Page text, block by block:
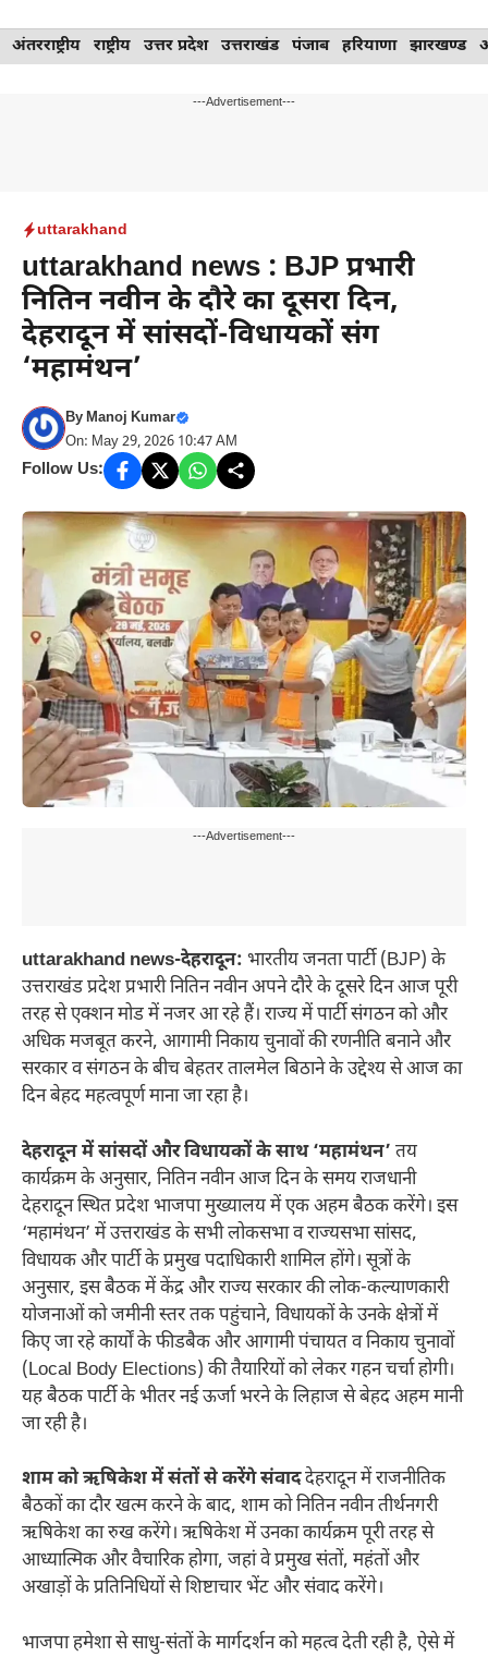
Skip
to
अंतरराष्ट्रीय राष्ट्रीय उत्तर प्रदेश उत्तराखंड पंजाब हरियाणा झारखण्ड
---Advertisement---
uttarakhand
uttarakhand news : BJP प्रभारी
नितिन नवीन के दौरे का दूसरा दिन,
देहरादून में सांसदों-विधायकों संग
‘महामंथन’
ByManoj Kumar
On: May 29, 2026 10:47 AM
Follow Us:
---Advertisement---
uttarakhand news-देहरादून: भारतीय जनता पार्टी (BJP) के
उत्तराखंड प्रदेश प्रभारी नितिन नवीन अपने दौरे के दूसरे दिन आज पूरी
तरह से एक्शन मोड में नजर आ रहे हैं। राज्य में पार्टी संगठन को और
अधिक मजबूत करने, आगामी निकाय चुनावों की रणनीति बनाने और
सरकार व संगठन के बीच बेहतर तालमेल बिठाने के उद्देश्य से आज का
दिन बेहद महत्वपूर्ण माना जा रहा है।
देहरादून में सांसदों और विधायकों के साथ ‘महामंथन’ तय
कार्यक्रम के अनुसार, नितिन नवीन आज दिन के समय राजधानी
देहरादून स्थित प्रदेश भाजपा मुख्यालय में एक अहम बैठक करेंगे। इस
‘महामंथन’ में उत्तराखंड के सभी लोकसभा व राज्यसभा सांसद,
विधायक और पार्टी के प्रमुख पदाधिकारी शामिल होंगे। सूत्रों के
अनुसार, इस बैठक में केंद्र और राज्य सरकार की लोक-कल्याणकारी
योजनाओं को जमीनी स्तर तक पहुंचाने, विधायकों के उनके क्षेत्रों में
किए जा रहे कार्यों के फीडबैक और आगामी पंचायत व निकाय चुनावों
(Local Body Elections) की तैयारियों को लेकर गहन चर्चा होगी।
यह बैठक पार्टी के भीतर नई ऊर्जा भरने के लिहाज से बेहद अहम मानी
जा रही है।
शाम को ऋषिकेश में संतों से करेंगे संवाददेहरादून में राजनीतिक
बैठकों का दौर खत्म करने के बाद, शाम को नितिन नवीन तीर्थनगरी
ऋषिकेश का रुख करेंगे। ऋषिकेश में उनका कार्यक्रम पूरी तरह से
आध्यात्मिक और वैचारिक होगा, जहां वे प्रमुख संतों, महंतों और
अखाड़ों के प्रतिनिधियों से शिष्टाचार भेंट और संवाद करेंगे।
भाजपा हमेशा से साधु-संतों के मार्गदर्शन को महत्व देती रही है, ऐसे में